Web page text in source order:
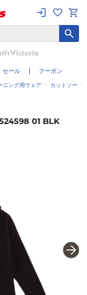
セール クーポン
ニング用ウェア カットソー
524598 01 BLK